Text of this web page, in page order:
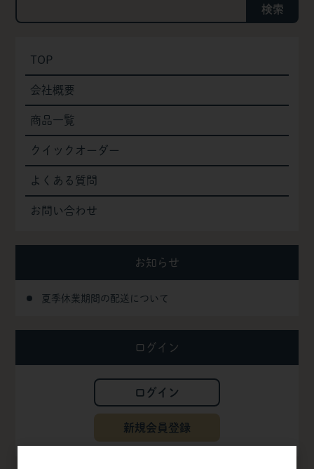
検索
TOP
会社概要
商品一覧
クイックオーダー
よくある質問
お問い合わせ
お知らせ
夏季休業期間の配送について
ログイン
ログイン
新規会員登録